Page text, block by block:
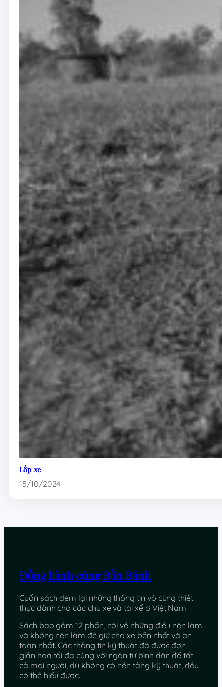
Lốp xe
15/10/2024
Đồng hành cùng Bốn Bánh
Cuốn sách đem lại những thông tin vô cùng thiết
thực dành cho các chủ xe và tài xế ở Việt Nam.
Sách bao gồm 12 phần, nói về những điều nên làm
và không nên làm để giữ cho xe bền nhất và an
toàn nhất. Các thông tin kỹ thuật đã được đơn
giản hoá tối đa cùng với ngôn từ bình dân để tất
cả mọi người, dù không có nền tảng kỹ thuật, đều
có thể hiểu được.